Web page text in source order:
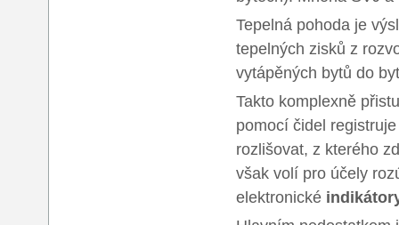
Tepelná pohoda je
tepelných zisků z
vytápěných bytů do
Takto komplexně
pomocí čidel
rozlišovat, z kterého
však volí pro účely
elektronické